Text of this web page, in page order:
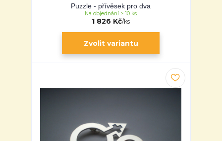
Puzzle - přívěsek pro dva
1 826 Kč/ks
Na objednání > 10 ks
Zvolit variantu